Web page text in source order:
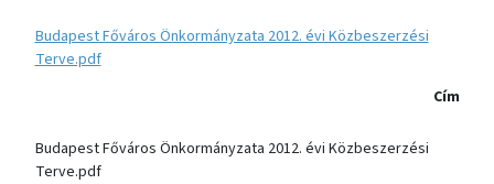
Budapest Főváros Önkormányzata 2012. évi Közbeszerzési
Terve.pdf
Cím
Budapest Főváros Önkormányzata 2012. évi Közbeszerzési
Terve.pdf